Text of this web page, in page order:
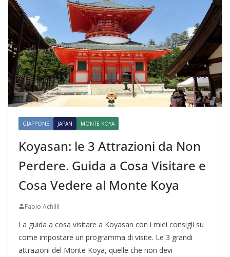
GIAPPONE JAPAN MONTE KOYA
Koyasan: le 3 Attrazioni da Non
Perdere. Guida a Cosa Visitare e
Cosa Vedere al Monte Koya
Fabio Achilli
La guida a cosa visitare a Koyasan con i miei consigli su
come impostare un programma di visite. Le 3 grandi
attrazioni del Monte Koya, quelle che non devi